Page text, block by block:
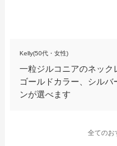
Kelly(50代・女性)
一粒ジルコニアのネック
ゴールドカラー、シル
ンが選べます
全てのお